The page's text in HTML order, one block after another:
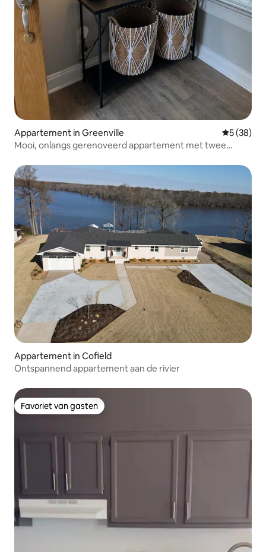
Appartement in Greenville
5 (38)
Mooi, onlangs gerenoveerd appartement met twee
Appartement in Cofield
Ontspannend appartement aan de rivier
Favoriet van gasten
Favoriet van gasten